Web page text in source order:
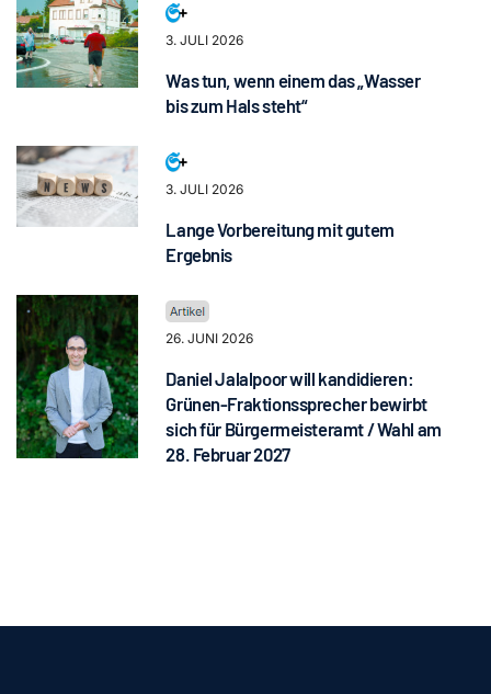
3. JULI 2026
Was tun, wenn einem das „Wasser
bis zum Hals steht“
3. JULI 2026
Lange Vorbereitung mit gutem
Ergebnis
26. JUNI 2026
Daniel Jalalpoor will kandidieren:
Grünen-Fraktionssprecher bewirbt
sich für Bürgermeisteramt / Wahl am
28. Februar 2027